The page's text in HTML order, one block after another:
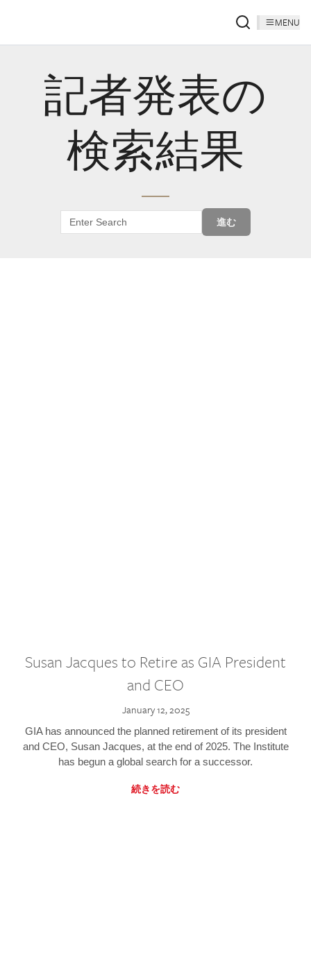
MENU
記者発表の
検索結果
進む
Susan Jacques to Retire as GIA President
and CEO
January 12, 2025
GIA has announced the planned retirement of its president
and CEO, Susan Jacques, at the end of 2025. The Institute
has begun a global search for a successor.
続きを読む